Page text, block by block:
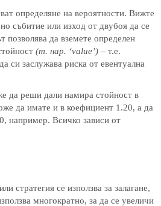
определяне на вероятности. Вижте
събитие или изход от двубоя да се
позволява да вземете определен
(т. нар. ‘value’) – т.е.
си заслужава риска от евентуална
да реши дали намира стойност в
да имате и в коефициент 1.20, а да
например. Всичко зависи от
стратегия се използва за залагане,
многократно, за да се увеличи